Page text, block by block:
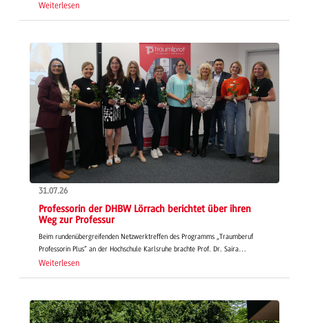
Weiterlesen
31.07.26
Professorin der DHBW Lörrach berichtet über ihren
Weg zur Professur
Beim rundenübergreifenden Netzwerktreffen des Programms „Traumberuf
Professorin Plus“ an der Hochschule Karlsruhe brachte Prof. Dr. Saira…
Weiterlesen